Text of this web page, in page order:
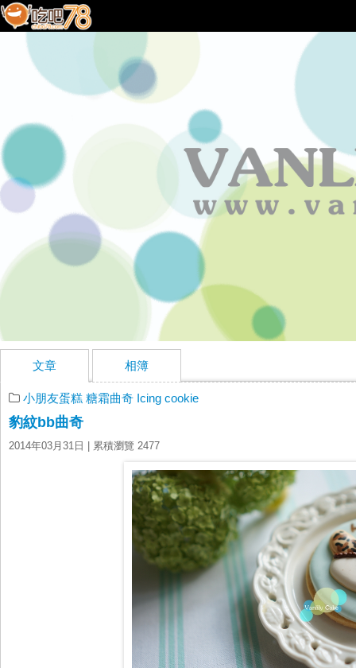
文章 相簿
小朋友蛋糕 糖霜曲奇 Icing cookie
豹紋bb曲奇
2014年03月31日 | 累積瀏覽 2477